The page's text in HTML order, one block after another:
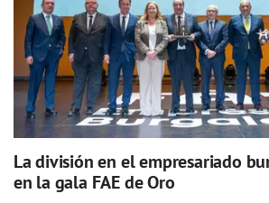
La división en el empresariado
en la gala FAE de Oro